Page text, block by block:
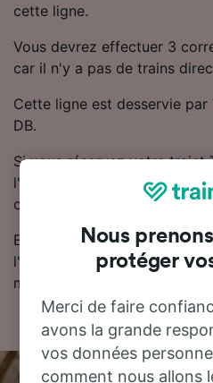
cette ligne.
Vous devrez effectuer 3
car il n'y a pas de trains
Cette ligne est desservie par
DB.
Si vous réservez votre trajet
l'avance, les billets de train
chers.
Essayez notre planificateur
l'horaire, le billet et le prix
mieux.
Nous
protéger
Merci de faire
avons la grande
vos données
comment nous allons